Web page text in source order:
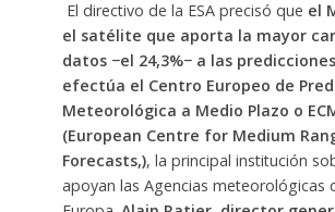
El directivo de la ESA precisó que el
el satélite que aporta la mayor
datos −el 24,3%− a las
efectúa el Centro Europeo de
Meteorológica a Medio Plazo o
(European Centre for Medium
Forecasts,), la principal institución
apoyan las Agencias meteorológicas